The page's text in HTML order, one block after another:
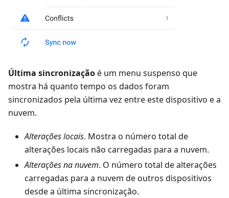
Última sincronizaçãoé um menu suspenso que
mostra há quanto tempo os dados foram
sincronizados pela última vez entre este dispositivo e a
nuvem.
Alterações locais. Mostra o número total de
alterações locais não carregadas para a nuvem.
Alterações na nuvem. O número total de alterações
carregadas para a nuvem de outros dispositivos
desde a última sincronização.